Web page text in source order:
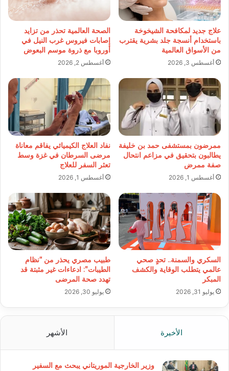
علاج جديد لمكافحة الشيخوخة
باستخدام أنسجة جلد بشرية يقترب
من الأسواق العالمية
أغسطس 3, 2026
الصحة العالمية تحذر من تزايد
إصابات فيروس غرب النيل في
أوروبا مع ذروة موسم البعوض
أغسطس 2, 2026
ممرضون بمستشفى حمد بن خليفة
يطالبون بتحقيق في مزاعم انتحال
صفة ممرض
أغسطس 1, 2026
نفاد العلاج الكيميائي يفاقم معاناة
مرضى السرطان في غزة وسط
تعثر السفر للعلاج
أغسطس 1, 2026
السكري والسمنة.. تحدٍ صحي
عالمي يتطلب الوقاية والكشف
المبكر
يوليو 31, 2026
طبيب مصري يحذر من “نظام
الطيبات”: ادعاءات غير مثبتة قد
تهدد صحة المرضى
يوليو 30, 2026
الأخيرة الأشهر
وزير الخارجية الموريتاني يبحث مع السفير